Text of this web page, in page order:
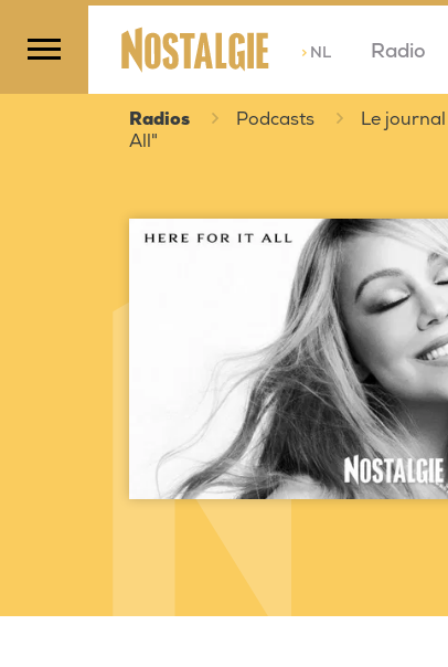
>NL Radio
Radios Podcasts Le
All"